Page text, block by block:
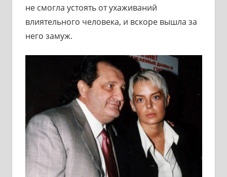
не смогла устоять от ухаживаний
влиятельного человека, и вскоре вышла за
него замуж.